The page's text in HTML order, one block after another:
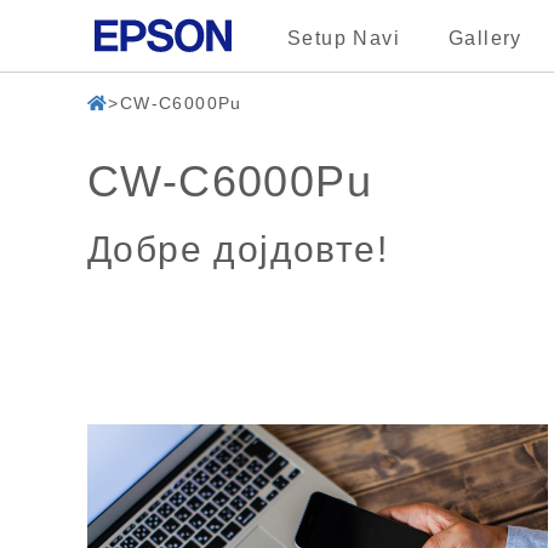
Setup Navi Gallery
CW-C6000Pu
CW-C6000Pu
Добре дојдовте!